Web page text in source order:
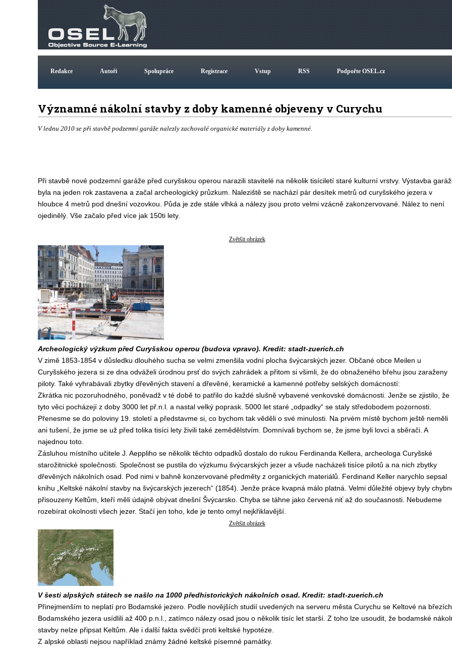
Redakce Autoři Spolupráce Registrace Vstup RSS Podpořte OSEL.cz
Významné nákolní stavby z doby kamenné objeveny v Curychu
V lednu 2010 se při stavbě podzemní garáže nalezly zachovalé organické materiály z doby kamenné.
Při stavbě nové podzemní garáže před curyšskou operou narazili stavitelé na několik tisíciletí staré kulturní vrstvy. Výstavba
byla na jeden rok zastavena a začal archeologický průzkum. Naleziště se nachází pár desítek metrů od curyšského jezera v
hloubce 4 metrů pod dnešní vozovkou. Půda je zde stále vlhká a nálezy jsou proto velmi vzácně zakonzervované. Nález to není
ojedinělý. Vše začalo před více jak 150ti lety.
Zvětšit obrázek
Archeologický výzkum před Curyšskou operou (budova vpravo). Kredit: stadt-zuerich.ch
V zimě 1853-1854 v důsledku dlouhého sucha se velmi zmenšila vodní plocha švýcarských jezer. Občané obce Meilen u
Curyšského jezera si ze dna odváželi úrodnou prsť do svých zahrádek a přitom si všimli, že do obnaženého břehu jsou zaraženy
piloty. Také vyhrabávali zbytky dřevěných stavení a dřevěné, keramické a kamenné potřeby selských domácností:
Zkrátka nic pozoruhodného, poněvadž v té době to patřilo do každé slušně vybavené venkovské domácnosti. Jenže se zjistilo, že
tyto věci pocházejí z doby 3000 let př.n.l. a nastal velký poprask. 5000 let staré „odpadky“ se staly středobodem pozornosti.
Přenesme se do poloviny 19. století a představme si, co bychom tak věděli o své minulosti. Na prvém místě bychom ještě neměli
ani tušení, že jsme se už před tolika tisíci lety živili také zemědělstvím. Domnívali bychom se, že jsme byli lovci a sběrači. A
najednou toto.
Zásluhou místního učitele J. Aeppliho se několik těchto odpadků dostalo do rukou Ferdinanda Kellera, archeologa Curyšské
starožitnické společnosti. Společnost se pustila do výzkumu švýcarských jezer a všude nacházeli tisíce pilotů a na nich zbytky
dřevěných nákolních osad. Pod nimi v bahně konzervované předměty z organických materiálů. Ferdinand Keller narychlo sepsal
knihu „Keltské nákolní stavby na švýcarských jezerech“ (1854). Jenže práce kvapná málo platná. Velmi důležité objevy byly
přisouzeny Keltům, kteří měli údajně obývat dnešní Švýcarsko. Chyba se táhne jako červená niť až do současnosti. Nebudeme
rozebírat okolnosti všech jezer. Stačí jen toho, kde je tento omyl nejkřiklavější.
Zvětšit obrázek
V šesti alpských státech se našlo na 1000 předhistorických nákolních osad. Kredit: stadt-zuerich.ch
Přinejmenším to neplatí pro Bodamské jezero. Podle novějších studií uvedených na serveru města Curychu se Keltové na březích
Bodamského jezera usídlili až 400 p.n.l., zatímco nálezy osad jsou o několik tisíc let starší. Z toho lze usoudit, že bodamské
stavby nelze připsat Keltům. Ale i další fakta svědčí proti keltské hypotéze.
Z alpské oblasti nejsou například známy žádné keltské písemné památky.